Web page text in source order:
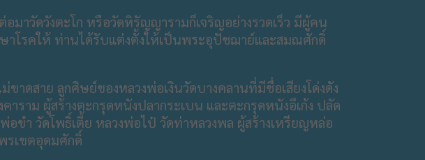
มาวัดวังตะโก หรือวัดหิรัญญารามก็เจริญอย่างรวดเร็ว มีผู้คน
าโรคให้ ท่านได้รับแต่งตั้งให้เป็นพระอุปัชฌาย์และสมณศักดิ์
ดสาย ลูกศิษย์ของหลวงพ่อเงินวัดบางคลานที่มีชื่อเสียงโด่งดัง
าม ผู้สร้างตะกรุดหนังปลากระเบน และตะกรุดหนังอีเก้ง ปลัด
ขำ วัดโพธิ์เตี้ย หลวงพ่อไป๋ วัดท่าหลวงพล ผู้สร้างเหรียญหล่อ
รเขตอุดมศักดิ์